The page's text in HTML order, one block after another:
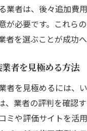
業者は、後々追加費
が必要です。これら
者を選ぶことが成功へ
者を見極める方法
者を見極めるには、
、業者の評判を確認
ミや評価サイトを活